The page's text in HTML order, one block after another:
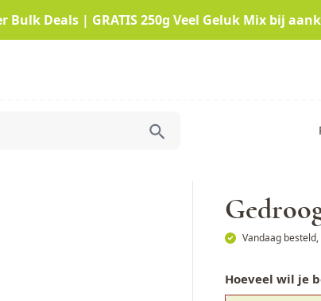
Bulk Deals | GRATIS 250g Veel Geluk Mix bij
Vandaag
Hoeveel wil je